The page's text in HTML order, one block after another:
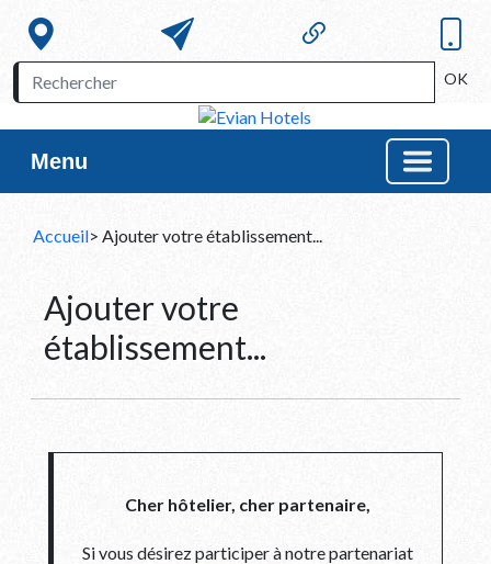
OK
Menu
Accueil> Ajouter votre établissement...
Ajouter votre
établissement...
Cher hôtelier, cher partenaire,
Si vous désirez participer à notre partenariat